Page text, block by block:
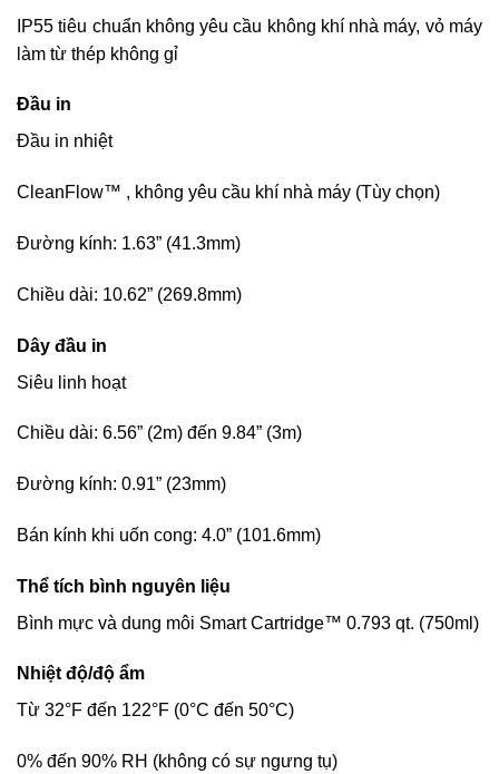
IP55 tiêu chuẩn không yêu cầu không khí nhà máy, vỏ máy
làm từ thép không gỉ
Đầu in
Đầu in nhiệt
CleanFlow™ , không yêu cầu khí nhà máy (Tùy chọn)
Đường kính: 1.63” (41.3mm)
Chiều dài: 10.62” (269.8mm)
Dây đầu in
Siêu linh hoạt
Chiều dài: 6.56” (2m) đến 9.84” (3m)
Đường kính: 0.91” (23mm)
Bán kính khi uốn cong: 4.0” (101.6mm)
Thể tích bình nguyên liệu
Bình mực và dung môi Smart Cartridge™ 0.793 qt. (750ml)
Nhiệt độ/độ ẩm
Từ 32°F đến 122°F (0°C đến 50°C)
0% đến 90% RH (không có sự ngưng tụ)